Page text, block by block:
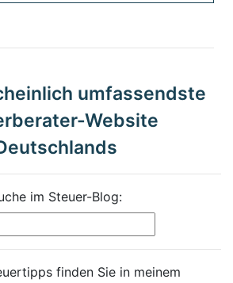
umfassendste
Website
im Steuer-Blog:
finden Sie in meinem